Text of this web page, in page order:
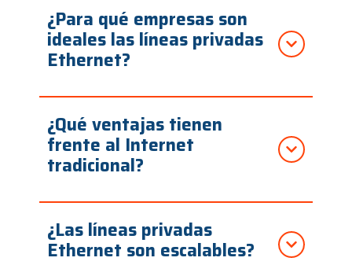
¿Para qué empresas son
ideales las líneas privadas
Ethernet?
¿Qué ventajas tienen
frente al Internet
tradicional?
¿Las líneas privadas
Ethernet son escalables?